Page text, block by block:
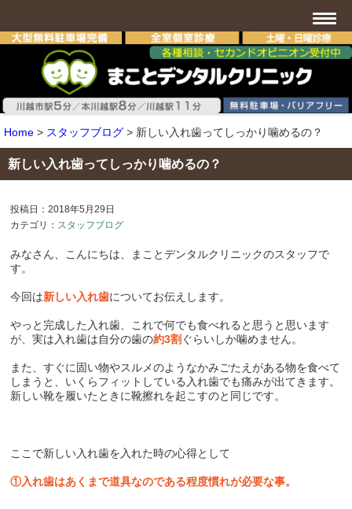
Home > スタッフブログ > 新しい入れ歯ってしっかり噛めるの？
新しい入れ歯ってしっかり噛めるの？
投稿日：2018年5月29日
カテゴリ： スタッフブログ
みなさん、こんにちは、まことデンタルクリニックのスタッフで
す。
今回は新しい入れ歯についてお伝えします。
やっと完成した入れ歯、これで何でも食べれると思うと思います
が、実は入れ歯は自分の歯の約3割 ぐらいしか噛めません。
また、すぐに固い物やスルメのようなかみごたえがある物を食べて
しまうと、いくらフィットしている入れ歯でも痛みが出てきます。
新しい靴を履いたときに靴擦れを起こすのと同じです。
ここで新しい入れ歯を入れた時の心得として
①入れ歯はあくまで道具なのである程度慣れが必要な事。